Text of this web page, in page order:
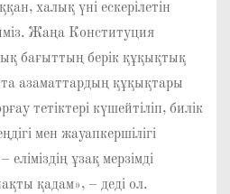
халық үні ескерілетін
Жаңа Конституция
бағыттың берік құқықтық
азаматтардың құқықтары
тетіктері күшейтіліп, билік
мен жауапкершілігі
ұзақ мерзімді
қадам», – деді ол.